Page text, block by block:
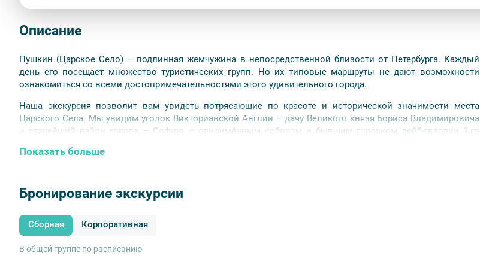
Описание
Пушкин (Царское Село) – подлинная жемчужина в непосредственной близости от Петербурга. Каждый
день его посещает множество туристических групп. Но их типовые маршруты не дают возможности
ознакомиться со всеми достопримечательностями этого удивительного города.
Наша экскурсия позволит вам увидеть потрясающие по красоте и исторической значимости места
Царского Села. Мы увидим уголок Викторианской Англии – дачу Великого князя Бориса Владимировича
и старейший район города – Софию, с одноимённым собором и бывшим городком лейб-гвардии 3-го
в которых зрел заговор против императора Николая II; посмотрим на «детские площадки», сооружённые
В программе также посещение первого в нашей стране музея Первой мировой войны (Ратная палата) ,
бывшего Императорского гаража и многое другое.
Внимание!Просим иметь при себе документы, подтверждающие льготу.
Показать больше
Бронирование экскурсии
Сборная Корпоративная
В общей группе по расписанию